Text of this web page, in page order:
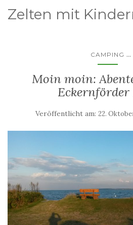
Zelten mit
CAMPING ...
Moin moin:
Eckernförder
Veröffentlicht am: 22.